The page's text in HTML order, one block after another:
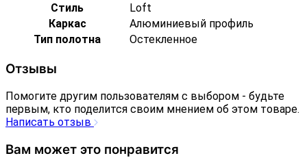
Стиль
Loft
Каркас
Алюминиевый профиль
Тип полотна
Остекленное
Отзывы
Помогите другим пользователям с выбором - будьте
первым, кто поделится своим мнением об этом товаре.
Написать отзыв
Вам может это понравится